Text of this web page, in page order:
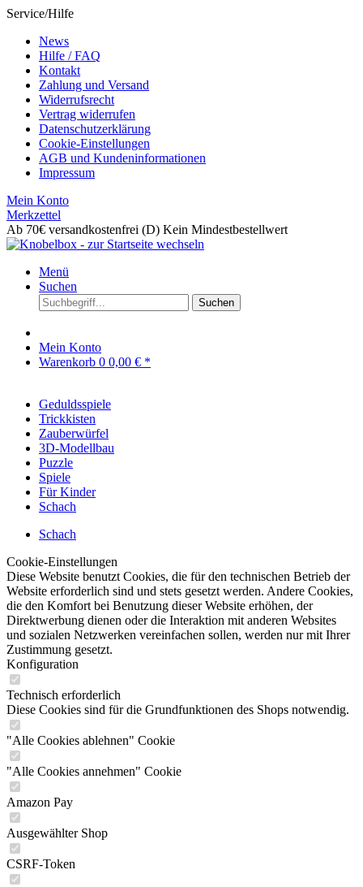
Service/Hilfe
News
Hilfe / FAQ
Kontakt
Zahlung und Versand
Widerrufsrecht
Vertrag widerrufen
Datenschutzerklärung
Cookie-Einstellungen
AGB und Kundeninformationen
Impressum
Mein Konto
Merkzettel
Ab 70€ versandkostenfrei (D) Kein Mindestbestellwert
Menü
Suchen
Suchen
Mein Konto
Warenkorb 0 0,00 € *
Geduldsspiele
Trickkisten
Zauberwürfel
3D-Modellbau
Puzzle
Spiele
Für Kinder
Schach
Schach
Cookie-Einstellungen
Diese Website benutzt Cookies, die für den technischen Betrieb der
Website erforderlich sind und stets gesetzt werden. Andere Cookies,
die den Komfort bei Benutzung dieser Website erhöhen, der
Direktwerbung dienen oder die Interaktion mit anderen Websites
und sozialen Netzwerken vereinfachen sollen, werden nur mit Ihrer
Zustimmung gesetzt.
Konfiguration
Technisch erforderlich
Diese Cookies sind für die Grundfunktionen des Shops notwendig.
"Alle Cookies ablehnen" Cookie
"Alle Cookies annehmen" Cookie
Amazon Pay
Ausgewählter Shop
CSRF-Token